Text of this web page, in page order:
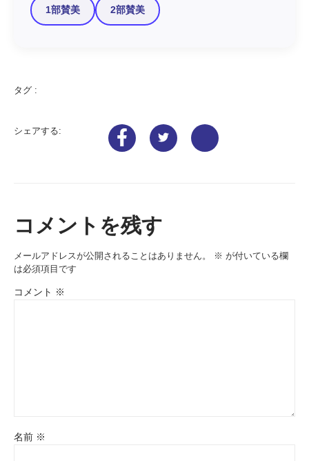
1部賛美 2部賛美
タグ :
シェアする:
コメントを残す
メールアドレスが公開されることはありません。 ※ が付いている欄
は必須項目です
コメント ※
名前 ※